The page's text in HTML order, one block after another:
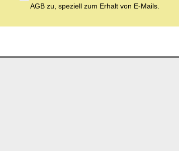
AGB zu, speziell zum Erhalt von E-Mails.